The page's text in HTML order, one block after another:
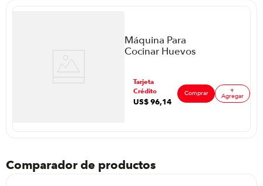
En casa, la máquina se integra a tardes de desayuno o
meriendas con amigos, permitiendo preparar varios
waffles o conos sin demoras. Su potencia favorable y las
opciones de temperatura hacen posible ajustar el dorado
perfecto; cuando termina, el rodillo cónico para conos
facilita servirlos con estilo. Su garantía de 12 meses ofrece
tranquilidad, y el almacenamiento vertical mantiene la
Máquina Para
Cocinar Huevos
Color Silver
Tarjeta
Crédito
US$ 96,14
Comprar +
Agregar
Comparador de productos